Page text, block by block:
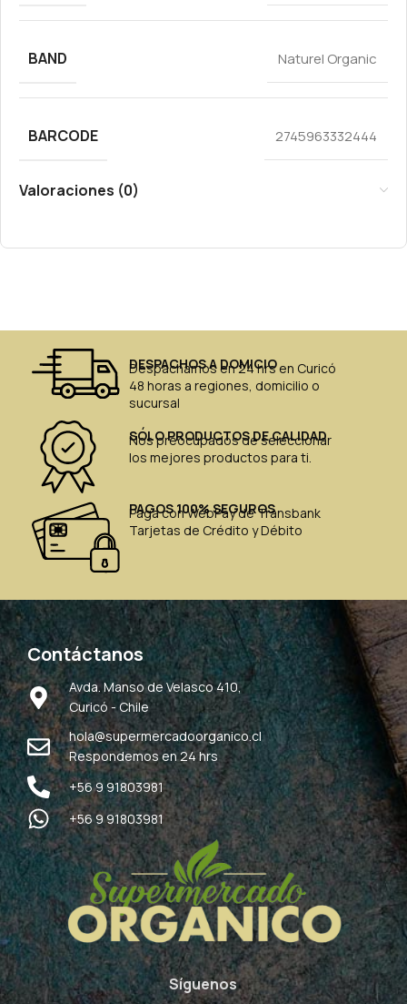
BAND Naturel Organic
BARCODE 2745963332444
Valoraciones (0)
DESPACHOS A DOMICIO
Despachamos en 24 hrs en Curicó
48 horas a regiones, domicilio o
sucursal
SÓLO PRODUCTOS DE CALIDAD
Nos preocupados de seleccionar
los mejores productos para ti.
PAGOS 100% SEGUROS
Paga con WebPay de Transbank
Tarjetas de Crédito y Débito
Contáctanos
Avda. Manso de Velasco 410,
Curicó - Chile
hola@supermercadoorganico.cl
Respondemos en 24 hrs
+56 9 91803981
+56 9 91803981
Síguenos